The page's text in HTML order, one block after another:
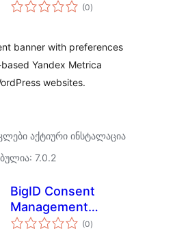
(0საერთო
რეიტინგი
)
banner with preferences
Yandex Metrica
websites.
აქტიური ინსტალაცია
7.0.2
BigID Consent
Management
Platform
(0საერთო
)